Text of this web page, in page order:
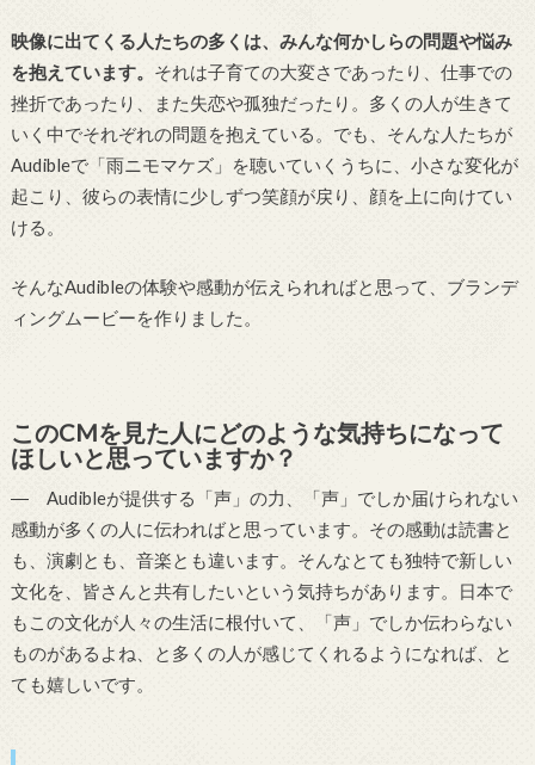
映像に出てくる人たちの多くは、みんな何かしらの問題や悩み
を抱えています。 それは子育ての大変さであったり、仕事での
挫折であったり、また失恋や孤独だったり。多くの人が生きて
いく中でそれぞれの問題を抱えている。でも、そんな人たちが
Audibleで「雨ニモマケズ」を聴いていくうちに、小さな変化が
起こり、彼らの表情に少しずつ笑顔が戻り、顔を上に向けてい
ける。
そんなAudibleの体験や感動が伝えられればと思って、ブランデ
ィングムービーを作りました。
このCMを見た人にどのような気持ちになって
ほしいと思っていますか？
― Audibleが提供する「声」の力、「声」でしか届けられない
感動が多くの人に伝わればと思っています。その感動は読書と
も、演劇とも、音楽とも違います。そんなとても独特で新しい
文化を、皆さんと共有したいという気持ちがあります。日本で
もこの文化が人々の生活に根付いて、「声」でしか伝わらない
ものがあるよね、と多くの人が感じてくれるようになれば、と
ても嬉しいです。